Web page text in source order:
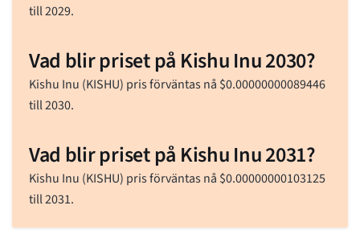
till 2029.
Vad blir priset på Kishu Inu 2030?
Kishu Inu (KISHU) pris förväntas nå $0.00000000089446
till 2030.
Vad blir priset på Kishu Inu 2031?
Kishu Inu (KISHU) pris förväntas nå $0.00000000103125
till 2031.